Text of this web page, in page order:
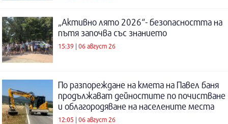
„Активно лято 2026“- безопасността на
пътя започва със знанието
15:39 | 06 август 26
По разпореждане на кмета на Павел баня
продължават дейностите по почистване
и облагородяване на населените места
12:05 | 06 август 26